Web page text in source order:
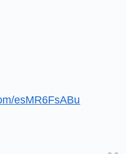
esMR6FsABu